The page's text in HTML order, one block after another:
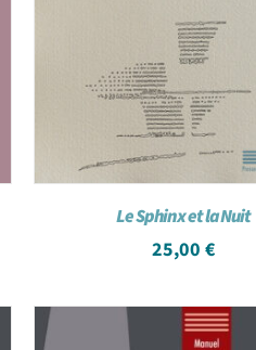
Le Sphinx et la Nuit
25,00 €